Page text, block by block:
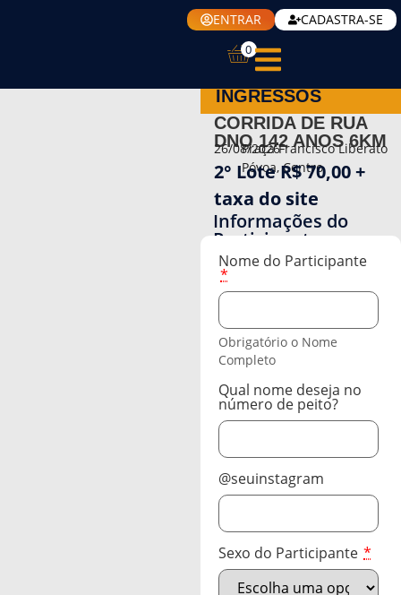
ENTRAR CADASTRA-SE
0
INGRESSOS
CORRIDA DE RUA
DNO 142 ANOS 6KM
26/08/2026
Praça Francisco Liberato
Póvoa, Centro
2° Lote R$ 70,00 +
taxa do site
Informações do
Participante
Nome do Participante
*
Obrigatório o Nome
Completo
Qual nome deseja no
número de peito?
@seuinstagram
Sexo do Participante *